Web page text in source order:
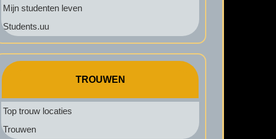
Mijn studenten leven
Students.uu
TROUWEN
Top trouw locaties
Trouwen